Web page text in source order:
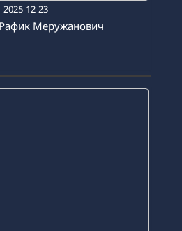
2025-12-23
Меружанович